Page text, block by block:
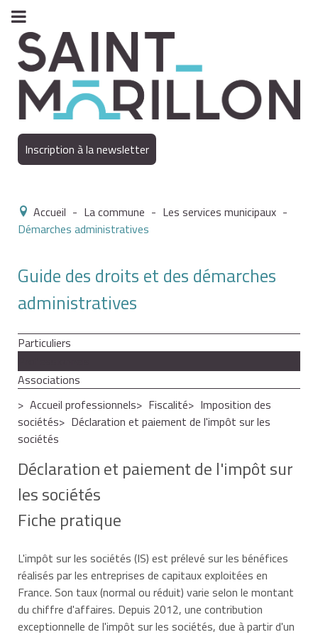
Inscription à la newsletter
Accueil - La commune - Les services municipaux -
Démarches administratives
Guide des droits et des démarches
administratives
Particuliers
Associations
Accueil professionnels
Fiscalité
Imposition des
sociétés
Déclaration et paiement de l'impôt sur les
sociétés
Déclaration et paiement de l'impôt sur
les sociétés
Fiche pratique
L'impôt sur les sociétés (IS) est prélevé sur les bénéfices
réalisés par les entreprises de capitaux exploitées en
France. Son taux (normal ou réduit) varie selon le montant
du chiffre d'affaires. Depuis 2012, une contribution
exceptionnelle de l'impôt sur les sociétés, due à partir d'un